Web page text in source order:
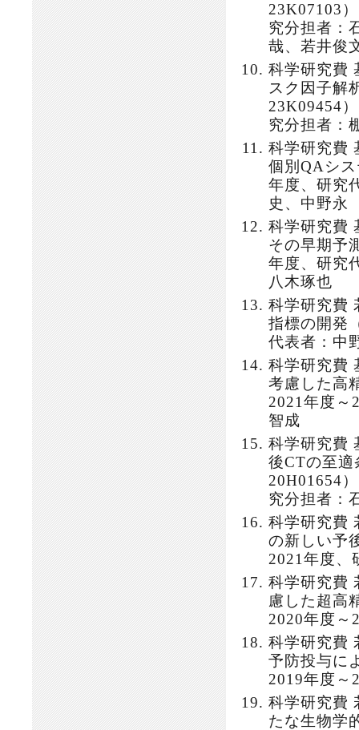
23K07103
究分担者：
哉、若井俊
科学研究費
スク因子解
23K09454
究分担者：
科学研究費
個別QAシ
年度、研究
史、中野永
科学研究費
その早期予
年度、研究
八木琢也
科学研究費
指標の開発
代表者：中
科学研究費
考慮した高
2021年度～
智成
科学研究費
後CTの至適
20H01654
究分担者：
科学研究費
の新しい予
2021年度、
科学研究費
慮した超高
2020年度～
科学研究費
予防投与に
2019年度～
科学研究費
たな生物学